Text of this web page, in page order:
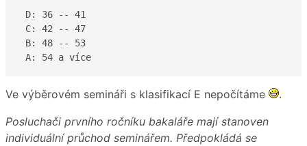
D: 36 -- 41
C: 42 -- 47
B: 48 -- 53
A: 54 a více
Ve výběrovém semináři s klasifikací E nepočítáme
.
Posluchači prvního ročníku bakaláře mají stanoven
individuální průchod seminářem. Předpokládá se